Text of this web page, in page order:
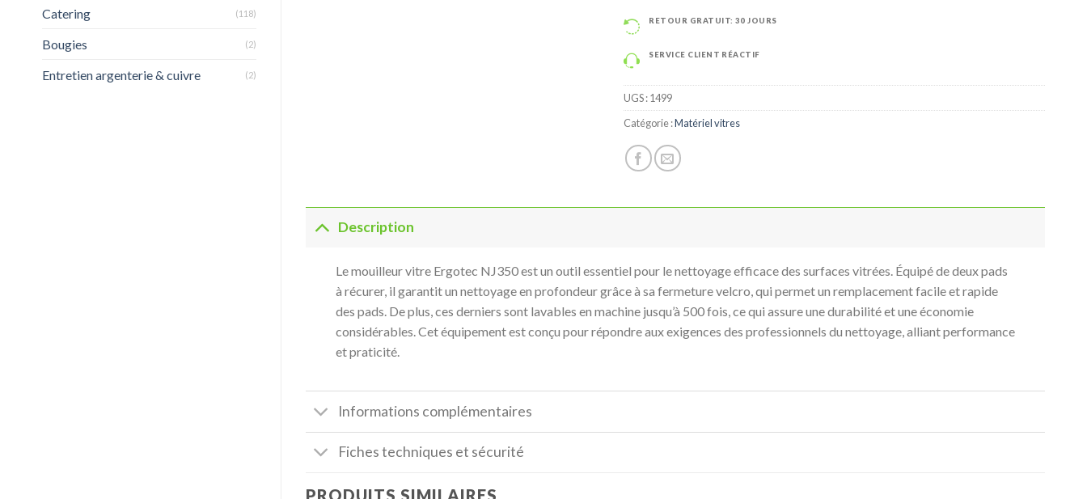
Catering (118)
Bougies (2)
Entretien argenterie & cuivre (2)
RETOUR GRATUIT: 30 JOURS
SERVICE CLIENT RÉACTIF
UGS :1499
Catégorie :Matériel vitres
Description
Le mouilleur vitre Ergotec NJ350 est un outil essentiel pour le nettoyage efficace des surfaces vitrées. Équipé de deux pads
à récurer, il garantit un nettoyage en profondeur grâce à sa fermeture velcro, qui permet un remplacement facile et rapide
des pads. De plus, ces derniers sont lavables en machine jusqu’à 500 fois, ce qui assure une durabilité et une économie
considérables. Cet équipement est conçu pour répondre aux exigences des professionnels du nettoyage, alliant performance
et praticité.
Informations complémentaires
Fiches techniques et sécurité
PRODUITS SIMILAIRES